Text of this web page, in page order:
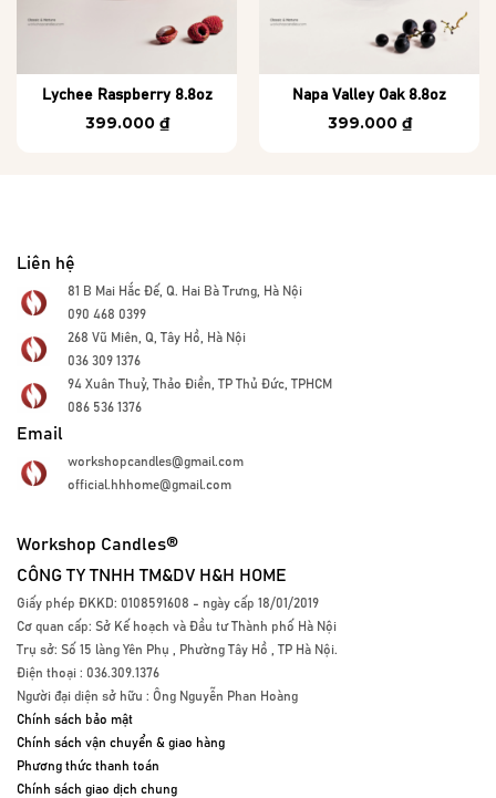
Lychee Raspberry 8.8oz
399.000 ₫
Napa Valley Oak 8.8oz
399.000 ₫
Liên hệ
81 B Mai Hắc Đế, Q. Hai Bà Trưng, Hà Nội
090 468 0399
268 Vũ Miên, Q, Tây Hồ, Hà Nội
036 309 1376
94 Xuân Thuỷ, Thảo Điền, TP Thủ Đức, TPHCM
086 536 1376
Email
workshopcandles@gmail.com
official.hhhome@gmail.com
Workshop Candles®
CÔNG TY TNHH TM&DV H&H HOME
Giấy phép ĐKKD: 0108591608 - ngày cấp 18/01/2019
Cơ quan cấp: Sở Kế hoạch và Đầu tư Thành phố Hà Nội
Trụ sở: Số 15 làng Yên Phụ , Phường Tây Hồ , TP Hà Nội.
Điện thoại : 036.309.1376
Người đại diện sở hữu : Ông Nguyễn Phan Hoàng
Chính sách bảo mật
Chính sách vận chuyển & giao hàng
Phương thức thanh toán
Chính sách giao dịch chung